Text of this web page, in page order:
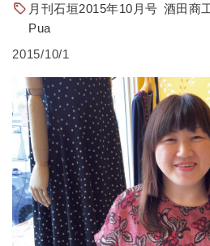
月刊石垣2015年10月号 酒田商
Pua
2015/10/1